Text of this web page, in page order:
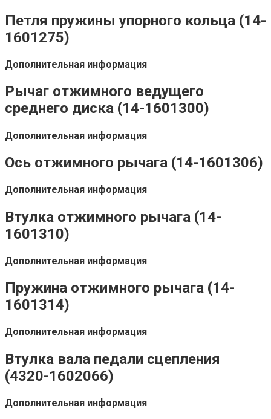
Петля пружины упорного кольца (14-
1601275)
Дополнительная информация
Рычаг отжимного ведущего
среднего диска (14-1601300)
Дополнительная информация
Ось отжимного рычага (14-1601306)
Дополнительная информация
Втулка отжимного рычага (14-
1601310)
Дополнительная информация
Пружина отжимного рычага (14-
1601314)
Дополнительная информация
Втулка вала педали сцепления
(4320-1602066)
Дополнительная информация